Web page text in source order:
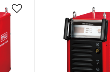
trabajo de 500A